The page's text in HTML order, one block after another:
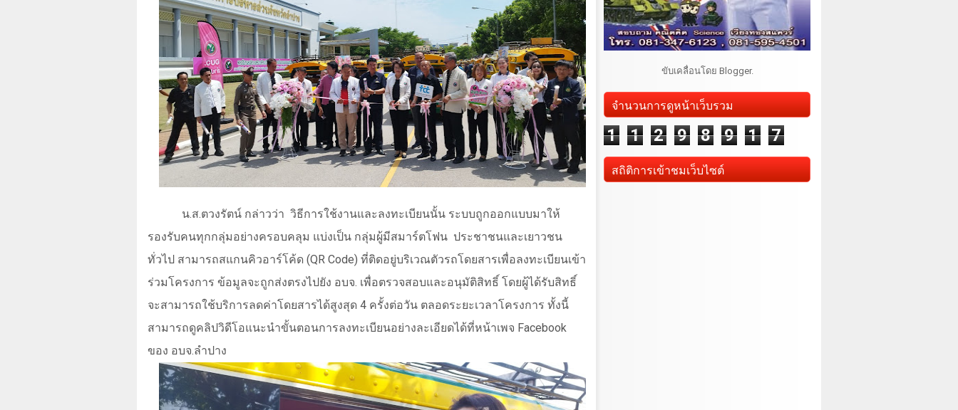
น.ส.ตวงรัตน์ กล่าวว่า วิธีการใช้งานและลงทะเบียนนั้น ระบบถูกออกแบบมาให้
รองรับคนทุกกลุ่มอย่างครอบคลุม แบ่งเป็น กลุ่มผู้มีสมาร์ตโฟน ประชาชนและเยาวชน
ทั่วไป สามารถสแกนคิวอาร์โค้ด (QR Code) ที่ติดอยู่บริเวณตัวรถโดยสารเพื่อลงทะเบียนเข้า
ร่วมโครงการ ข้อมูลจะถูกส่งตรงไปยัง อบจ. เพื่อตรวจสอบและอนุมัติสิทธิ์ โดยผู้ได้รับสิทธิ์
จะสามารถใช้บริการลดค่าโดยสารได้สูงสุด 4 ครั้งต่อวัน ตลอดระยะเวลาโครงการ ทั้งนี้
สามารถดูคลิปวิดีโอแนะนำขั้นตอนการลงทะเบียนอย่างละเอียดได้ที่หน้าเพจ Facebook
ของ อบจ.ลำปาง
ขับเคลื่อนโดย Blogger.
จำนวนการดูหน้าเว็บรวม
1 1 2 9 8 9 1 7
สถิติการเข้าชมเว็บไซต์